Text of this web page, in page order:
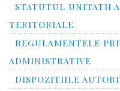
STATUTUL UNITATII
TERITORIALE
REGULAMENTELE
ADMINISTRATIVE
DISPOZITIILE